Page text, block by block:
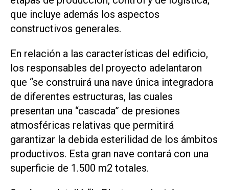
que incluye además los aspectos
constructivos generales.
En relación a las características del edificio,
los responsables del proyecto adelantaron
que “se construirá una nave única integradora
de diferentes estructuras, las cuales
presentan una “cascada” de presiones
atmosféricas relativas que permitirá
garantizar la debida esterilidad de los ámbitos
productivos. Esta gran nave contará con una
superficie de 1.500 m2 totales.